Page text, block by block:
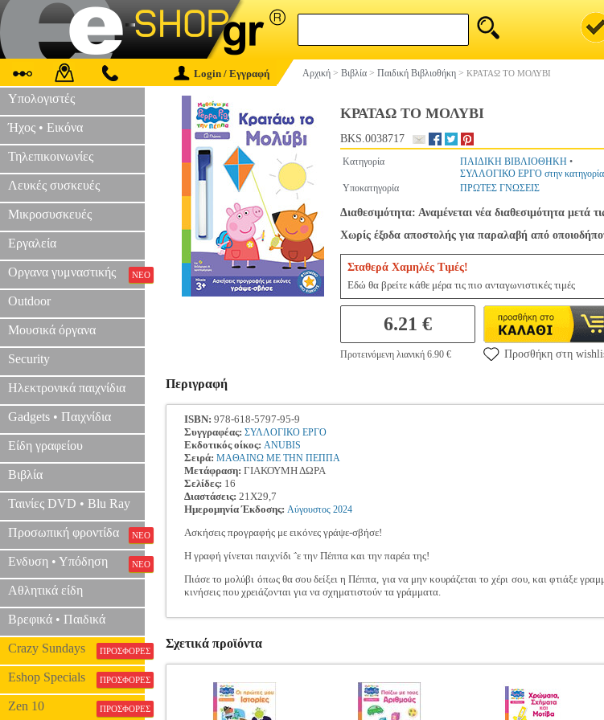
Login / Εγγραφή Αρχική > Βιβλία > Παιδική Βιβλιοθήκη > ΚΡΑΤΑΩ ΤΟ ΜΟΛΥΒΙ
Υπολογιστές
Ήχος • Εικόνα
Τηλεπικοινωνίες
Λευκές συσκευές
Μικροσυσκευές
Εργαλεία
Οργανα γυμναστικής ΝΕΟ
Outdoor
Μουσικά όργανα
Security
Ηλεκτρονικά παιχνίδια
Gadgets • Παιχνίδια
Είδη γραφείου
Βιβλία
Ταινίες DVD • Blu Ray
Προσωπική φροντίδα ΝΕΟ
Ενδυση • Υπόδηση ΝΕΟ
Αθλητικά είδη
Βρεφικά • Παιδικά
Crazy Sundays ΠΡΟΣΦΟΡΕΣ
Eshop Specials ΠΡΟΣΦΟΡΕΣ
Zen 10 ΠΡΟΣΦΟΡΕΣ
ΚΡΑΤΑΩ ΤΟ ΜΟΛΥΒΙ
BKS.0038717
Κατηγορία ΠΑΙΔΙΚΗ ΒΙΒΛΙΟΘΗΚΗ •
ΣΥΛΛΟΓΙΚΟ ΕΡΓΟ στην
Υποκατηγορία
ΠΡΩΤΕΣ ΓΝΩΣΕΙΣ
Διαθεσιμότητα: Αναμένεται νέα διαθεσιμότητα μετά
Χωρίς έξοδα αποστολής για παραλαβή από
Σταθερά Χαμηλές Τιμές!
Εδώ θα βρείτε κάθε μέρα τις πιο ανταγωνιστικές τιμές
6.21 €
Προτεινόμενη λιανική 6.90 € Προσθήκη στη
Περιγραφή
ISBN: 978-618-5797-95-9
Συγγραφέας: ΣΥΛΛΟΓΙΚΟ ΕΡΓΟ
Εκδοτικός οίκος: ANUBIS
Σειρά: ΜΑΘΑΙΝΩ ΜΕ ΤΗΝ ΠΕΠΠΑ
Μετάφραση: ΓΙΑΚΟΥΜΗ ΔΩΡΑ
Σελίδες: 16
Διαστάσεις: 21Χ29,7
Ημερομηνία Έκδοσης: Αύγουστος 2024
Ασκήσεις προγραφής με εικόνες γράψε-σβήσε!
Η γραφή γίνεται παιχνίδι ΅ε την Πέππα και την παρέα της!
Πιάσε το μολύβι όπως θα σου δείξει η Πέππα, για να μην κουράζεται το χέρι σου, και φτιάξε
κινήσεις που χρειάζονται για να σχηματιστούν τα γράμματα.
Σχετικά προϊόντα